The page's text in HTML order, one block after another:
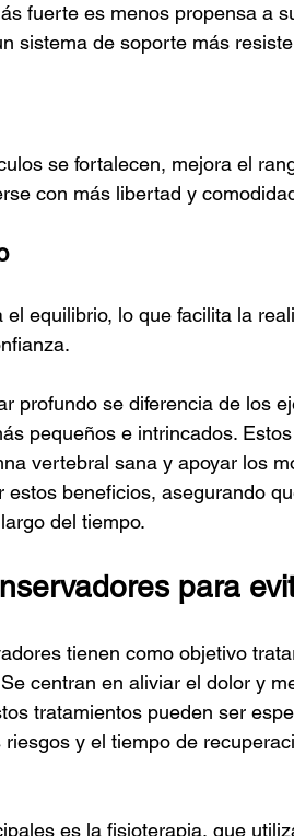
fuerte es menos propensa a
sistema de soporte más
se fortalecen, mejora el
con más libertad y
equilibrio, lo que facilita la
profundo se diferencia de los
pequeños e intrincados.
vertebral sana y apoyar los
estos beneficios, asegurando
del tiempo.
para
tienen como objetivo
centran en aliviar el dolor y
tratamientos pueden ser
y el tiempo de
es la fisioterapia, que